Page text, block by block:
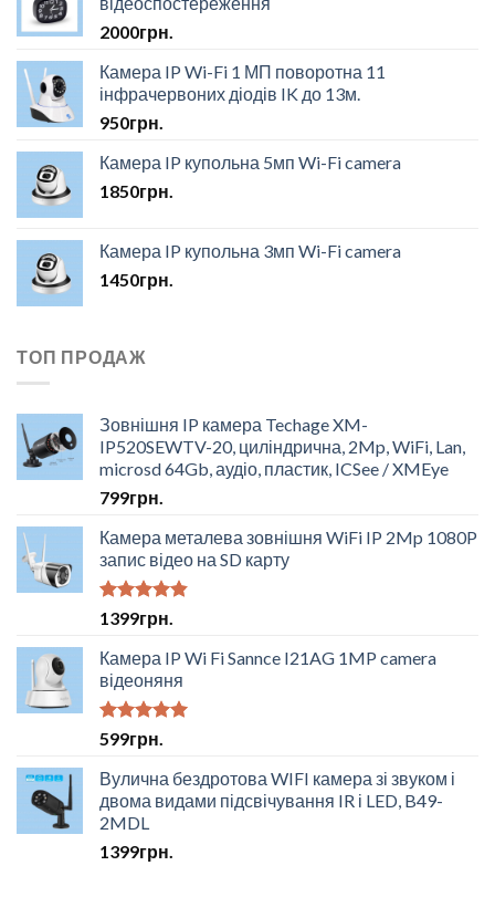
2000грн.
Камера IP Wi-Fi 1 МП поворотна 11
інфрачервоних діодів IK до 13м.
950грн.
Камера IP купольна 5мп Wi-Fi camera
1850грн.
Камера IP купольна 3мп Wi-Fi camera
1450грн.
ТОП ПРОДАЖ
Зовнішня IP камера Techage XM-
IP520SEWTV-20, циліндрична, 2Mp, WiFi, Lan,
microsd 64Gb, аудіо, пластик, ICSee / XMEye
799грн.
Камера металева зовнішня WiFi IP 2Mp 1080P
запис відео на SD карту
Оцінено в
з 5
1399грн.
Камера IP Wi Fi Sannce I21AG 1MP camera
відеоняня
Оцінено в
з 5
599грн.
Вулична бездротова WIFI камера зі звуком і
двома видами підсвічування IR і LED, B49-
2MDL
1399грн.